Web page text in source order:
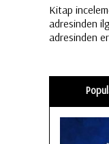
Kitap
adresinden
adresinden